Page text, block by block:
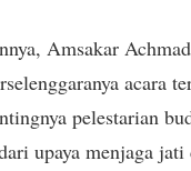
Amsakar
acara
pelestarian
upaya menjaga